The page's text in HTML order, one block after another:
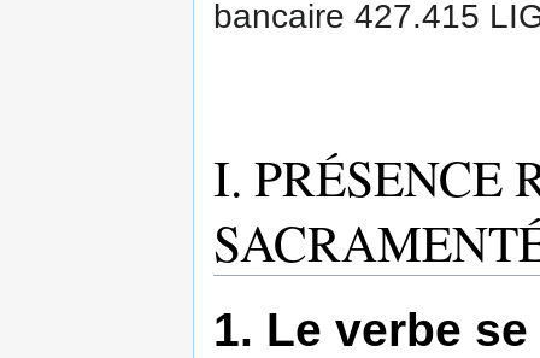
bancaire 427.415
I. PRÉSENCE
1. Le verbe